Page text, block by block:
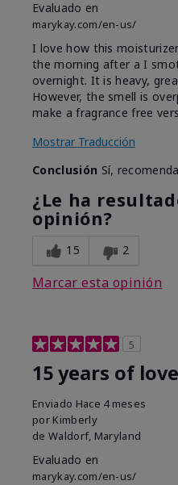
Evaluado en
marykay.com/en-us/
I love how this
the morning after a I
overnight. It is heavy,
However, the smell is
make a fragrance free
Mostrar Traducción
Conclusión Sí,
¿Le ha
opinión?
15 2
Marcar esta opinión
5
15 years of love
Enviado Hace 4 meses
por Kimberly
de Waldorf, Maryland
Evaluado en
marykay.com/en-us/